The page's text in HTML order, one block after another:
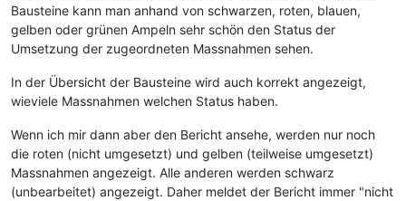
Bausteine kann man anhand von schwarzen, roten, blauen,
gelben oder grünen Ampeln sehr schön den Status der
Umsetzung der zugeordneten Massnahmen sehen.
In der Übersicht der Bausteine wird auch korrekt angezeigt,
wieviele Massnahmen welchen Status haben.
Wenn ich mir dann aber den Bericht ansehe, werden nur noch
die roten (nicht umgesetzt) und gelben (teilweise umgesetzt)
Massnahmen angezeigt. Alle anderen werden schwarz
(unbearbeitet) angezeigt. Daher meldet der Bericht immer "nicht